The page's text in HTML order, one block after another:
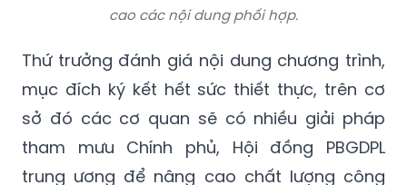
Thứ trưởng đánh giá nội dung chương trình,
sở đó các cơ quan sẽ có nhiều giải pháp
tham mưu Chính phủ, Hội đồng PBGDPL
trung ương để nâng cao chất lượng công
tác PBGDPL, truyền thông chính sách theo